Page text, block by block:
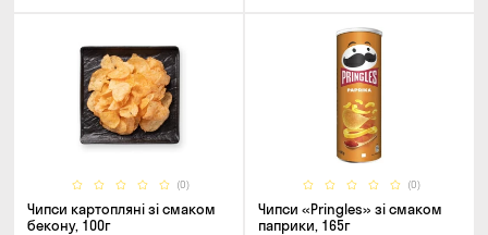
(0)
Чипси картопляні зі смаком
бекону, 100г
(0)
Чипси «Pringles» зі смаком
паприки, 165г